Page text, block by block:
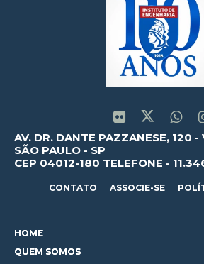
AV. DR. DANTE PAZZANESE, 120
SÃO PAULO - SP
CEP 04012-180 TELEFONE -
CONTATO ASSOCIE-SE
HOME
QUEM SOMOS